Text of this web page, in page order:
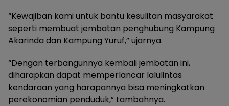
“Kewajiban kami untuk bantu kesulitan masyarakat
seperti membuat jembatan penghubung Kampung
Akarinda dan Kampung Yuruf,” ujarnya.
“Dengan terbangunnya kembali jembatan ini,
diharapkan dapat memperlancar lalulintas
kendaraan yang harapannya bisa meningkatkan
perekonomian penduduk,” tambahnya.